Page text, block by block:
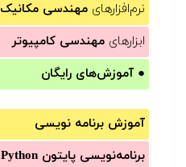
نرم‌افزارهای مهندسی مکانیک
ابزارهای مهندسی کامپیوتر
● آموزش‌های رایگان
آموزش برنامه نویسی
برنامه‌نویسی پایتون Python